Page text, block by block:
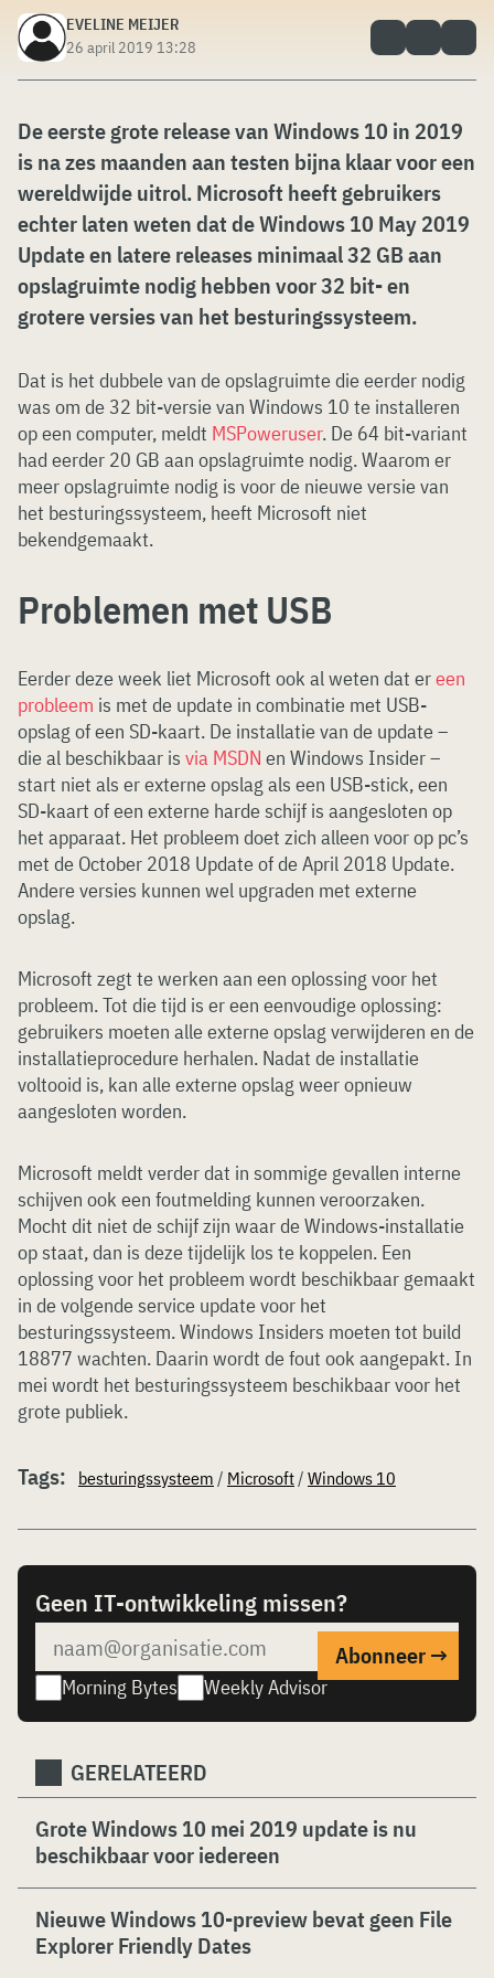
EVELINE MEIJER
26 april 2019 13:28
De eerste grote release van Windows 10 in 2019
is na zes maanden aan testen bijna klaar voor een
wereldwijde uitrol. Microsoft heeft gebruikers
echter laten weten dat de Windows 10 May 2019
Update en latere releases minimaal 32 GB aan
opslagruimte nodig hebben voor 32 bit- en
grotere versies van het besturingssysteem.
Dat is het dubbele van de opslagruimte die eerder nodig
was om de 32 bit-versie van Windows 10 te installeren
op een computer, meldt MSPoweruser. De 64 bit-variant
had eerder 20 GB aan opslagruimte nodig. Waarom er
meer opslagruimte nodig is voor de nieuwe versie van
het besturingssysteem, heeft Microsoft niet
bekendgemaakt.
Problemen met USB
Eerder deze week liet Microsoft ook al weten dat ereen
probleem is met de update in combinatie met USB-
opslag of een SD-kaart. De installatie van de update –
die al beschikbaar is via MSDN en Windows Insider –
start niet als er externe opslag als een USB-stick, een
SD-kaart of een externe harde schijf is aangesloten op
het apparaat. Het probleem doet zich alleen voor op pc’s
met de October 2018 Update of de April 2018 Update.
Andere versies kunnen wel upgraden met externe
opslag.
Microsoft zegt te werken aan een oplossing voor het
probleem. Tot die tijd is er een eenvoudige oplossing:
gebruikers moeten alle externe opslag verwijderen en de
installatieprocedure herhalen. Nadat de installatie
voltooid is, kan alle externe opslag weer opnieuw
aangesloten worden.
Microsoft meldt verder dat in sommige gevallen interne
schijven ook een foutmelding kunnen veroorzaken.
Mocht dit niet de schijf zijn waar de Windows-installatie
op staat, dan is deze tijdelijk los te koppelen. Een
oplossing voor het probleem wordt beschikbaar gemaakt
in de volgende service update voor het
besturingssysteem. Windows Insiders moeten tot build
18877 wachten. Daarin wordt de fout ook aangepakt. In
mei wordt het besturingssysteem beschikbaar voor het
grote publiek.
Tags: besturingssysteem / Microsoft/ Windows 10
Geen IT-ontwikkeling missen?
Morning Bytes Weekly Advisor
GERELATEERD
Grote Windows 10 mei 2019 update is nu
beschikbaar voor iedereen
Nieuwe Windows 10-preview bevat geen File
Explorer Friendly Dates